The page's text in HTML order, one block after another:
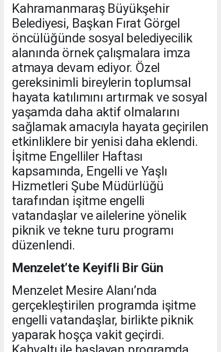
Kahramanmaraş Büyükşehir
Belediyesi, Başkan Fırat Görgel
öncülüğünde sosyal belediyecilik
alanında örnek çalışmalara imza
atmaya devam ediyor. Özel
gereksinimli bireylerin toplumsal
hayata katılımını artırmak ve sosyal
yaşamda daha aktif olmalarını
sağlamak amacıyla hayata geçirilen
etkinliklere bir yenisi daha eklendi.
İşitme Engelliler Haftası
kapsamında, Engelli ve Yaşlı
Hizmetleri Şube Müdürlüğü
tarafından işitme engelli
vatandaşlar ve ailelerine yönelik
piknik ve tekne turu programı
düzenlendi.
Menzelet’te Keyifli Bir Gün
Menzelet Mesire Alanı’nda
gerçekleştirilen programda işitme
engelli vatandaşlar, birlikte piknik
yaparak hoşça vakit geçirdi.